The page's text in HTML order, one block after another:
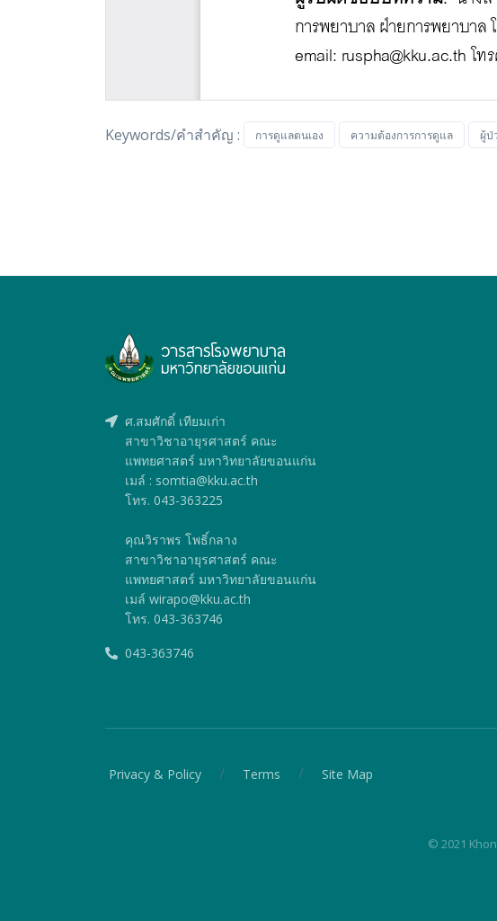
Keywords/คำสำคัญ : การดูแลตนเอง ความต้องการการดูแล ผู้ป่
ศ.สมศักดิ์ เทียมเก่า
สาขาวิชาอายุรศาสตร์ คณะ
แพทยศาสตร์ มหาวิทยาลัยขอนแก่น
เมล์ : somtia@kku.ac.th
โทร. 043-363225
คุณวิราพร โพธิ์กลาง
สาขาวิชาอายุรศาสตร์ คณะ
แพทยศาสตร์ มหาวิทยาลัยขอนแก่น
เมล์ wirapo@kku.ac.th
โทร. 043-363746
043-363746
Privacy & Policy / Terms / Site Map
© 2021